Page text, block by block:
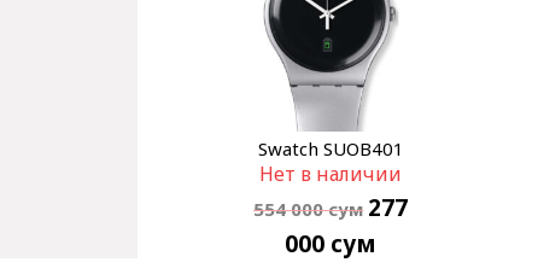
Swatch SUOB401
Нет в наличии
554 000сум 277
000 сум